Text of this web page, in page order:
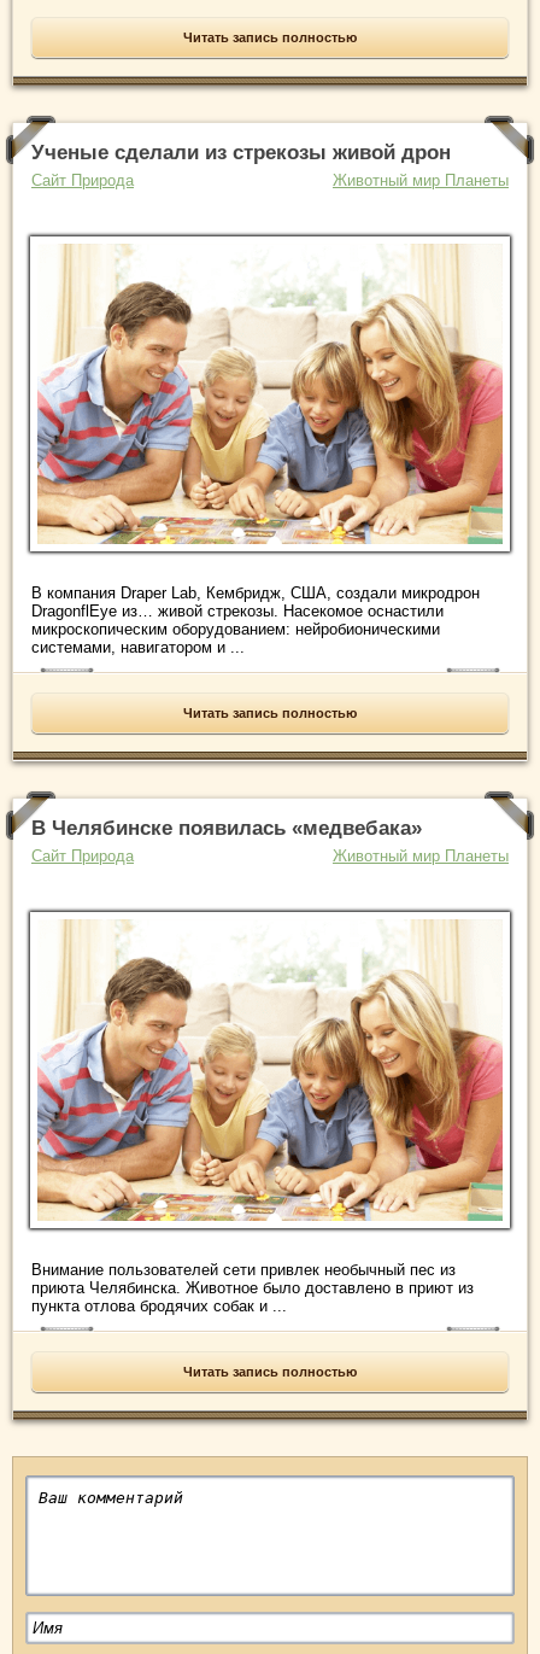
Читать запись полностью
Ученые сделали из стрекозы живой дрон
Сайт Природа Животный мир Планеты
В компания Draper Lab, Кембридж, США, создали микродрон
DragonflEye из… живой стрекозы. Насекомое оснастили
микроскопическим оборудованием: нейробионическими
системами, навигатором и ...
Читать запись полностью
В Челябинске появилась «медвебака»
Сайт Природа Животный мир Планеты
Внимание пользователей сети привлек необычный пес из
приюта Челябинска. Животное было доставлено в приют из
пункта отлова бродячих собак и ...
Читать запись полностью